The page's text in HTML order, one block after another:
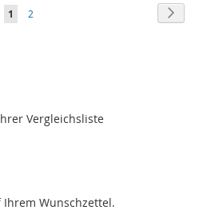
Seite
Sie
1 Seite
2
Vergleichsliste
Wunschzettel.